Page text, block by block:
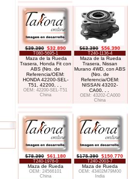
$39.390 $32.890
T080-5695-1
Maza de la Rueda
Trasera, Honda Fit con
ABS (Nro. de
Referencia/OEM:
HONDA 42200-SEL-
T51, 42200. . .
OEM: 42200-SEL-T51
China
$63.390 $56.390
T240-1136-4
Maza de la Rueda
Trasera, Nissan
Murano 4WD, con ABS
(Nro. de
Referencia/OEM:
NISSAN 43202-
CA00
OEM: 43202-CA000
China
$78.390 $61.180
T240-1978-0
Maza de Rueda
OEM: 24566101
China
$175.390 $150.770
T240-2003-7
Maza de Rueda
OEM: 43402M79M00
India